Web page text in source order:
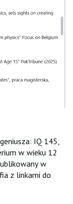
IQ 145,
w wieku 12
w
z linkami do